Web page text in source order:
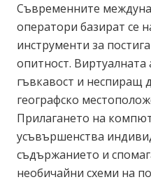
Съвременните
оператори базират се
инструменти за
опитност. Виртуалната
гъвкавост и неспиращ
географско
Прилагането на
усъвършенства
съдържанието и
необичайни схеми на